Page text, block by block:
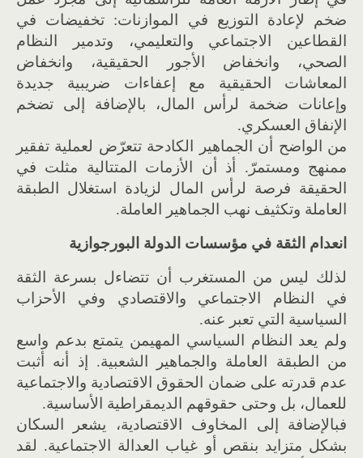
ضخم لإعادة التوزيع في الموازنات: تخفيضات في
القطاعين الاجتماعي والتعليمي، وتدمير النظام
الصحي، وانخفاض الأجور الحقيقية، وانخفاض
المعاشات الحقيقية مع إعفاءات ضريبية جديدة
وإعانات ضخمة لرأس المال، بالإضافة إلى تضخم
الإنفاق العسكري.
من الواضح أن الجماهير الكادحة تتعرّض لعملية تفقير
ممنهج ومستمرّ. أذ أن الأزمات المتتالية مثلت في
الحقيقة فرصة لرأس المال لزيادة استغلال الطبقة
العاملة وتكثيف نهب الجماهير العاملة.
انعدام الثقة في مؤسسات الدولة البورجوازية
لذلك ليس من المستغرب أن تتضاءل بسرعة الثقة
في النظام الاجتماعي والاقتصادي وفي الأحزاب
السياسية التي تعبر عنه.
ولم يعد النظام السياسي المهيمن يتمتع بدعم واسع
من الطبقة العاملة والجماهير الشعبية. إذ أنه أثبت
عدم قدرته على ضمان الحقوق الاقتصادية والاجتماعية
للعمال، بل وحتى حقوقهم الديمقراطية الأساسية.
فبالإضافة إلى المخاوف الاقتصادية، يشعر السكان
بشكل متزايد بنقص أو غياب العدالة الاجتماعية. لقد